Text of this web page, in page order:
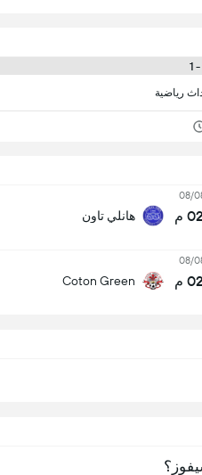
رياضية
08/
م هانلي تاون
08/
م Coton Green